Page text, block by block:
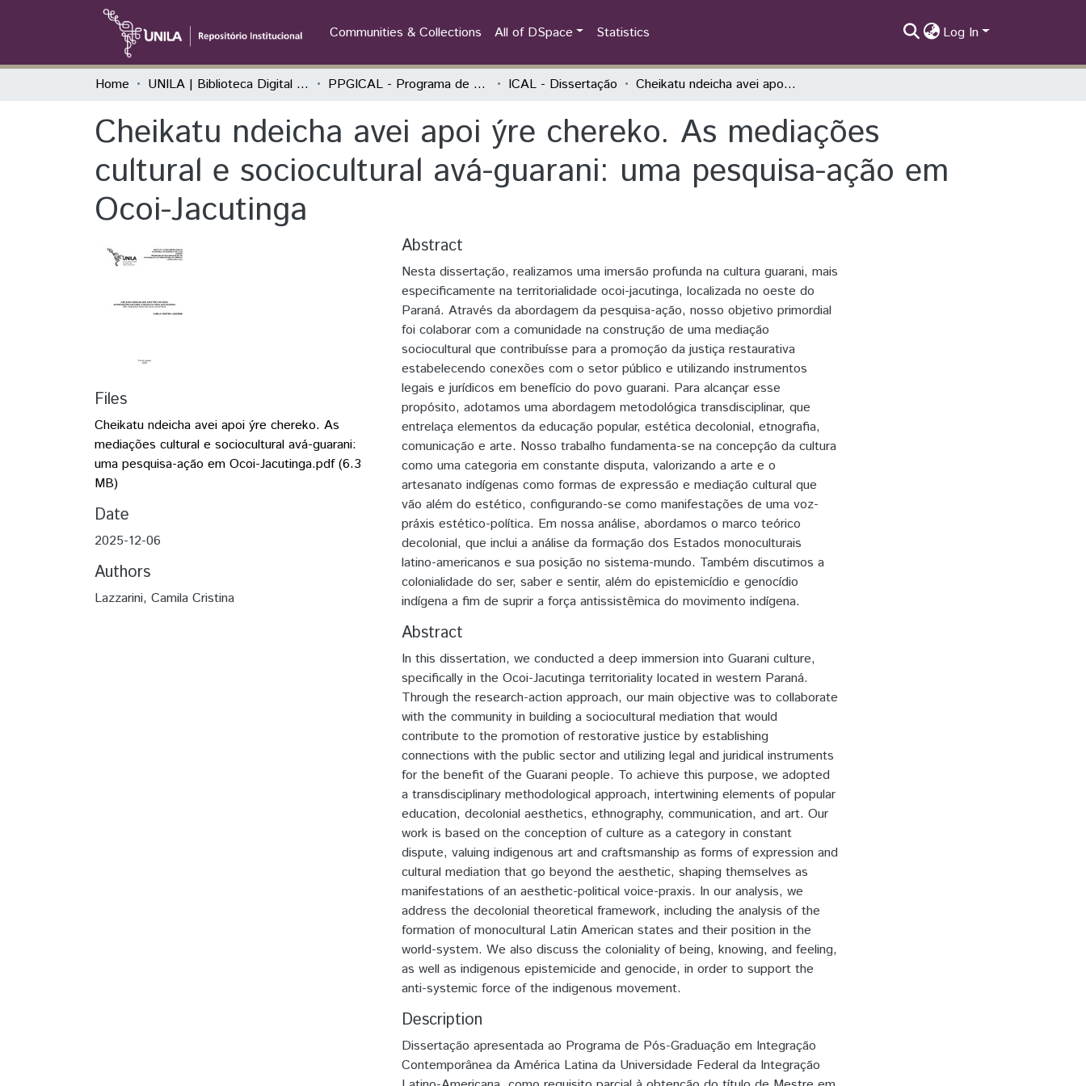
Communities & Collections All of DSpace Statistics Log In
Home UNILA | Biblioteca Digital de Dissertações e Teses PPGICAL - Programa de Pós-Graduação em Integração Contemporânea da América Latina ICAL - Dissertação Cheikatu ndeicha avei apoi ýre chereko. As mediações cultural e sociocultural avá-guarani: uma pesquisa-ação em Ocoi-Jacutinga
Cheikatu ndeicha avei apoi ýre chereko. As mediações
cultural e sociocultural avá-guarani: uma pesquisa-ação em
Ocoi-Jacutinga
Files
Cheikatu ndeicha avei apoi ýre chereko. As
mediações cultural e sociocultural avá-guarani:
uma pesquisa-ação em Ocoi-Jacutinga.pdf(6.3
MB)
Date
2025-12-06
Authors
Lazzarini, Camila Cristina
Abstract
Nesta dissertação, realizamos uma imersão profunda na cultura guarani, mais
especificamente na territorialidade ocoi-jacutinga, localizada no oeste do
Paraná. Através da abordagem da pesquisa-ação, nosso objetivo primordial
foi colaborar com a comunidade na construção de uma mediação
sociocultural que contribuísse para a promoção da justiça restaurativa
estabelecendo conexões com o setor público e utilizando instrumentos
legais e jurídicos em benefício do povo guarani. Para alcançar esse
propósito, adotamos uma abordagem metodológica transdisciplinar, que
entrelaça elementos da educação popular, estética decolonial, etnografia,
comunicação e arte. Nosso trabalho fundamenta-se na concepção da cultura
como uma categoria em constante disputa, valorizando a arte e o
artesanato indígenas como formas de expressão e mediação cultural que
vão além do estético, configurando-se como manifestações de uma voz-
práxis estético-política. Em nossa análise, abordamos o marco teórico
decolonial, que inclui a análise da formação dos Estados monoculturais
latino-americanos e sua posição no sistema-mundo. Também discutimos a
colonialidade do ser, saber e sentir, além do epistemicídio e genocídio
indígena a fim de suprir a força antissistêmica do movimento indígena.
Abstract
In this dissertation, we conducted a deep immersion into Guarani culture,
specifically in the Ocoi-Jacutinga territoriality located in western Paraná.
Through the research-action approach, our main objective was to collaborate
with the community in building a sociocultural mediation that would
contribute to the promotion of restorative justice by establishing
connections with the public sector and utilizing legal and juridical instruments
for the benefit of the Guarani people. To achieve this purpose, we adopted
a transdisciplinary methodological approach, intertwining elements of popular
education, decolonial aesthetics, ethnography, communication, and art. Our
work is based on the conception of culture as a category in constant
dispute, valuing indigenous art and craftsmanship as forms of expression and
cultural mediation that go beyond the aesthetic, shaping themselves as
manifestations of an aesthetic-political voice-praxis. In our analysis, we
address the decolonial theoretical framework, including the analysis of the
formation of monocultural Latin American states and their position in the
world-system. We also discuss the coloniality of being, knowing, and feeling,
as well as indigenous epistemicide and genocide, in order to support the
anti-systemic force of the indigenous movement.
Description
Dissertação apresentada ao Programa de Pós-Graduação em Integração
Contemporânea da América Latina da Universidade Federal da Integração